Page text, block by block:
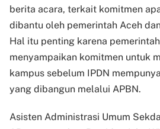
berita acara, terkait komitmen
dibantu oleh pemerintah Aceh
Hal itu penting karena
menyampaikan komitmen untuk
kampus sebelum IPDN
yang dibangun melalui APBN.
Asisten Administrasi Umum